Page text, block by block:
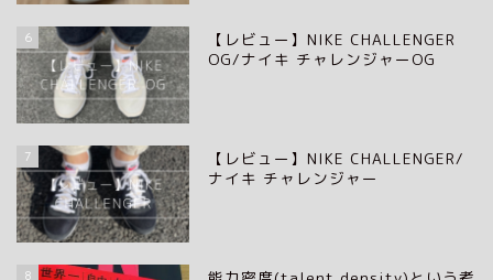
6
【レビュー】NIKE CHALLENGER
OG/ナイキ チャレンジャーOG
7
【レビュー】NIKE CHALLENGER/
ナイキ チャレンジャー
8